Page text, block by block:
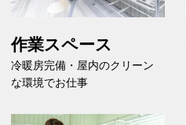
作業スペース
冷暖房完備・屋内のクリーン
な環境でお仕事